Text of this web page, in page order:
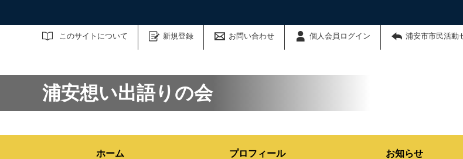
このサイトについて 新規登録 お問い合わせ 個人会員ログイン 浦安市市民活動
サイト内検索
浦安想い出語りの会
ホーム プロフィール お知らせ